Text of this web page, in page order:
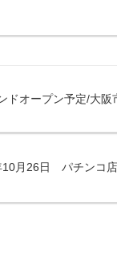
ドオープン予定/大阪
10月26日 パチンコ